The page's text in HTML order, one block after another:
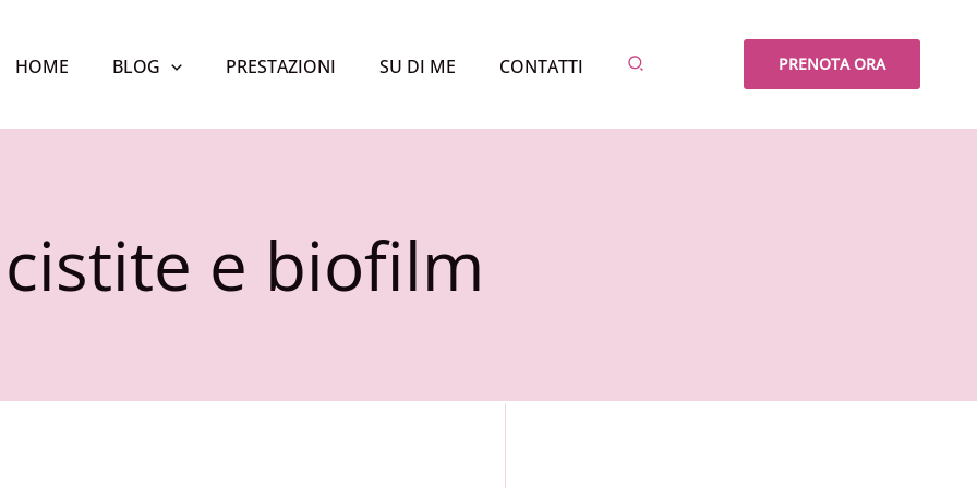
HOME BLOG PRESTAZIONI SU DI ME CONTATTI Cerca PRENOTA ORA
cistite e biofilm